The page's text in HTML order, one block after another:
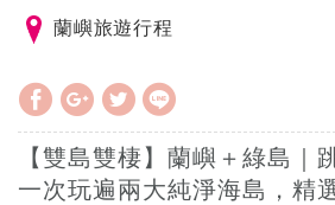
蘭嶼旅遊行程
【雙島雙棲】蘭嶼＋綠島｜
一次玩遍兩大純淨海島，精